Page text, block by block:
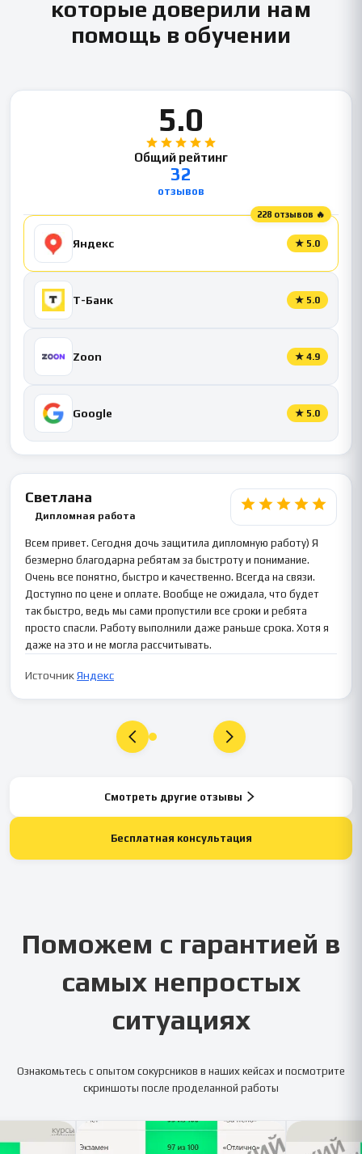
которые доверили нам
помощь в обучении
5.0
Общий рейтинг
32
отзывов
228 отзывов 🔥
Яндекс ★ 5.0
Т-Банк ★ 5.0
Zoon ★ 4.9
Google ★ 5.0
Светлана
Дипломная работа
Всем привет. Сегодня дочь защитила дипломную работу) Я
безмерно благодарна ребятам за быстроту и понимание.
Очень все понятно, быстро и качественно. Всегда на связи.
Доступно по цене и оплате. Вообще не ожидала, что будет
так быстро, ведь мы сами пропустили все сроки и ребята
просто спасли. Работу выполнили даже раньше срока. Хотя я
даже на это и не могла рассчитывать.
ИсточникЯндекс
Смотреть другие отзывы
Бесплатная консультация
Поможем с гарантией в
самых непростых
ситуациях
Ознакомьтесь с опытом сокурсников в наших кейсах и посмотрите
скриншоты после проделанной работы